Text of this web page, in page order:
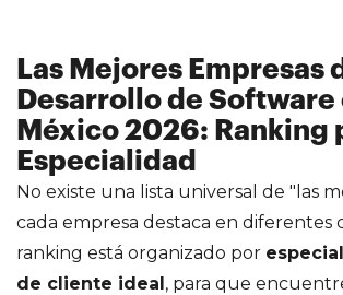
Las Mejores Empresas
Desarrollo de Software
México 2026: Ranking
Especialidad
No existe una lista universal de "las
cada empresa destaca en diferentes
ranking está organizado por
de cliente ideal, para que